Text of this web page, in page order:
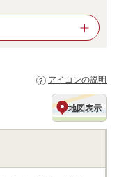
アイコンの説明
地図表示